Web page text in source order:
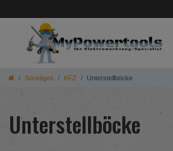
Sonstiges KFZ Unterstellböcke
Unterstellböcke